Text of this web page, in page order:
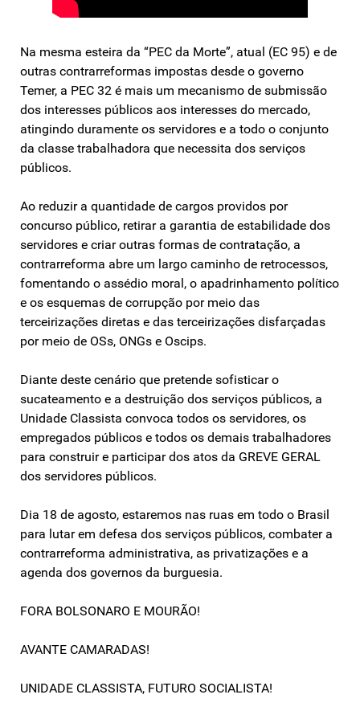
Na mesma esteira da “PEC da Morte”, atual (EC 95) e de
outras contrarreformas impostas desde o governo
Temer, a PEC 32 é mais um mecanismo de submissão
dos interesses públicos aos interesses do mercado,
atingindo duramente os servidores e a todo o conjunto
da classe trabalhadora que necessita dos serviços
públicos.
Ao reduzir a quantidade de cargos providos por
concurso público, retirar a garantia de estabilidade dos
servidores e criar outras formas de contratação, a
contrarreforma abre um largo caminho de retrocessos,
fomentando o assédio moral, o apadrinhamento político
e os esquemas de corrupção por meio das
terceirizações diretas e das terceirizações disfarçadas
por meio de OSs, ONGs e Oscips.
Diante deste cenário que pretende sofisticar o
sucateamento e a destruição dos serviços públicos, a
Unidade Classista convoca todos os servidores, os
empregados públicos e todos os demais trabalhadores
para construir e participar dos atos da GREVE GERAL
dos servidores públicos.
Dia 18 de agosto, estaremos nas ruas em todo o Brasil
para lutar em defesa dos serviços públicos, combater a
contrarreforma administrativa, as privatizações e a
agenda dos governos da burguesia.
FORA BOLSONARO E MOURÃO!
AVANTE CAMARADAS!
UNIDADE CLASSISTA, FUTURO SOCIALISTA!